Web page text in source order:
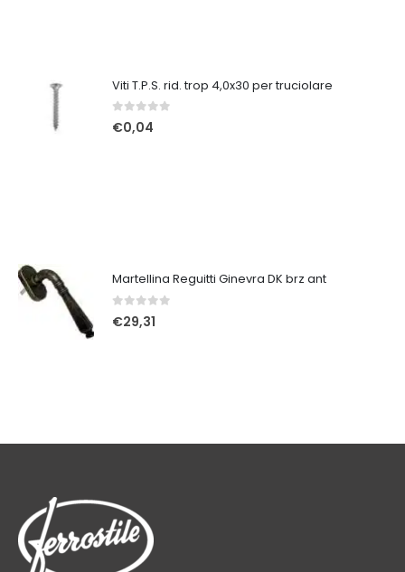
Viti T.P.S. rid. trop 4,0x30 per truciolare
0Su 5
€0,04
Martellina Reguitti Ginevra DK brz ant
0Su 5
€29,31